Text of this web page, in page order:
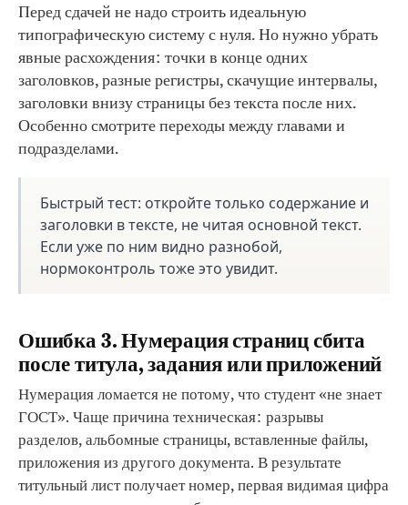
Перед сдачей не надо строить идеальную
типографическую систему с нуля. Но нужно убрать
явные расхождения: точки в конце одних
заголовков, разные регистры, скачущие интервалы,
заголовки внизу страницы без текста после них.
Особенно смотрите переходы между главами и
подразделами.
Быстрый тест: откройте только содержание и
заголовки в тексте, не читая основной текст.
Если уже по ним видно разнобой,
нормоконтроль тоже это увидит.
Ошибка 3. Нумерация страниц сбита
после титула, задания или приложений
Нумерация ломается не потому, что студент «не знает
ГОСТ». Чаще причина техническая: разрывы
разделов, альбомные страницы, вставленные файлы,
приложения из другого документа. В результате
титульный лист получает номер, первая видимая цифра